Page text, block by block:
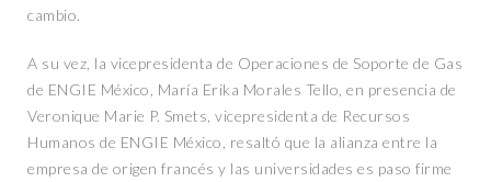
cambio.
A su vez, la vicepresidenta de Operaciones de Soporte de Gas
de ENGIE México, María Erika Morales Tello, en presencia de
Veronique Marie P. Smets, vicepresidenta de Recursos
Humanos de ENGIE México, resaltó que la alianza entre la
empresa de origen francés y las universidades es paso firme